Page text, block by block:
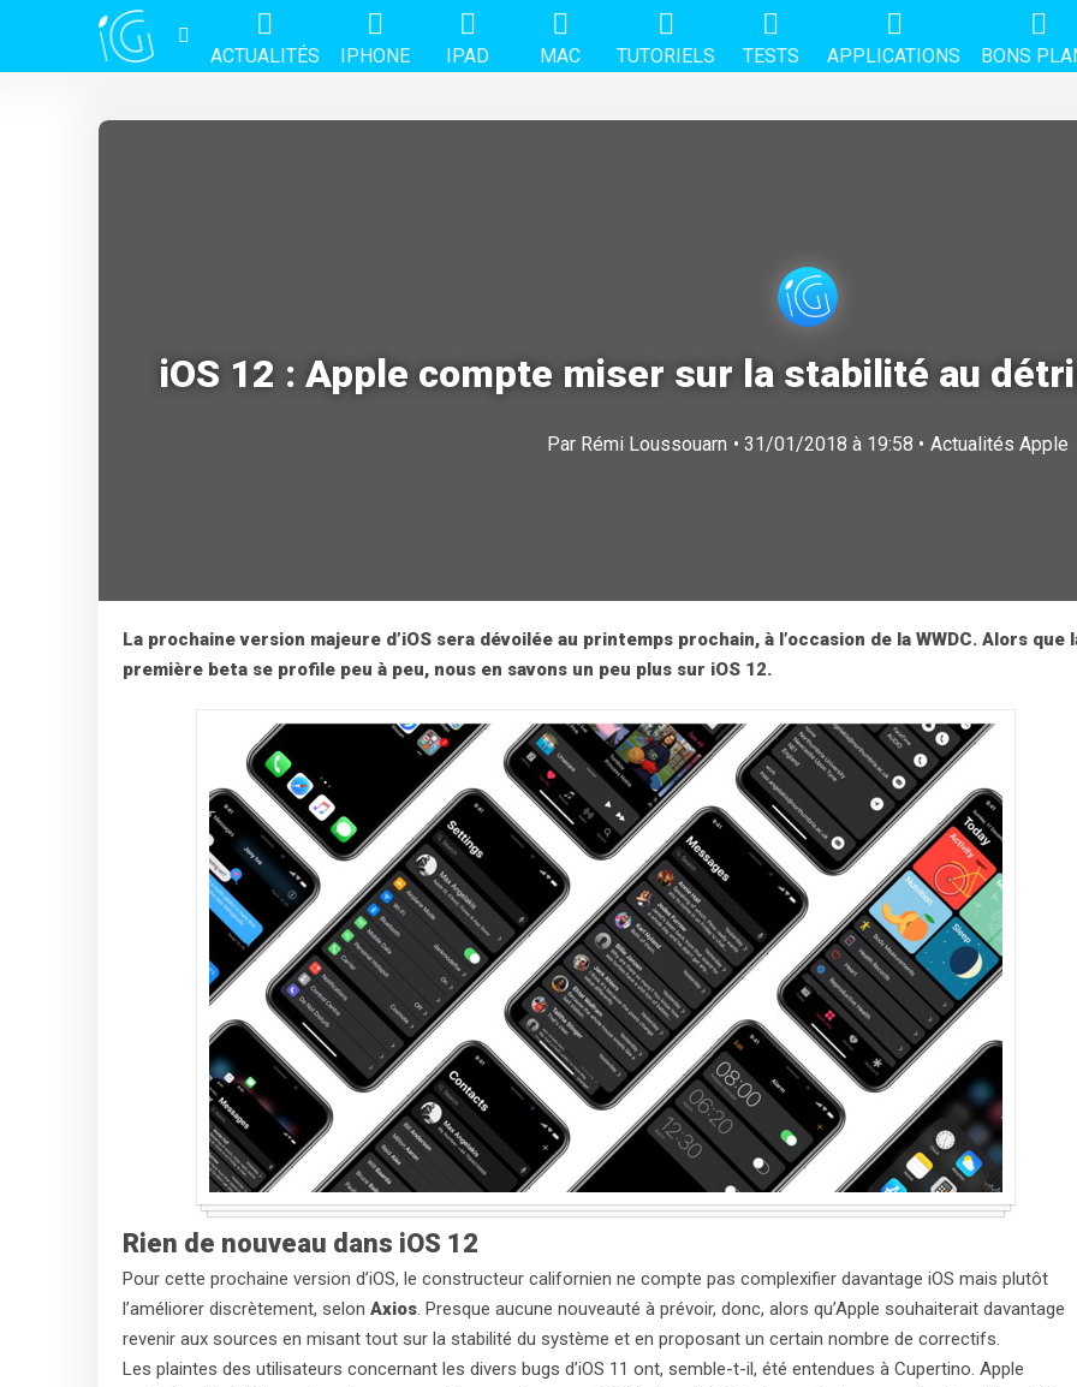
ACTUALITÉS IPHONE IPAD MAC TUTORIELS TESTS APPLICATIONS BONS
iOS 12 : Apple compte miser sur la stabilité au
Par Rémi Loussouarn • 31/01/2018 à 19:58 • Actualités Apple
La prochaine version majeure d’iOS sera dévoilée au printemps prochain, à l’occasion de la WWDC. Alors que
première beta se profile peu à peu, nous en savons un peu plus sur iOS 12.
Rien de nouveau dans iOS 12
Pour cette prochaine version d’iOS, le constructeur californien ne compte pas complexifier davantage iOS mais plutôt
l’améliorer discrètement, selon Axios. Presque aucune nouveauté à prévoir, donc, alors qu’Apple souhaiterait davantage
revenir aux sources en misant tout sur la stabilité du système et en proposant un certain nombre de correctifs.
Les plaintes des utilisateurs concernant les divers bugs d’iOS 11 ont, semble-t-il, été entendues à Cupertino. Apple